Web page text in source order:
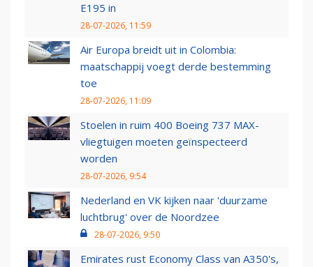
E195 in
28-07-2026, 11:59
Air Europa breidt uit in Colombia:
maatschappij voegt derde bestemming
toe
28-07-2026, 11:09
Stoelen in ruim 400 Boeing 737 MAX-
vliegtuigen moeten geïnspecteerd
worden
28-07-2026, 9:54
Nederland en VK kijken naar 'duurzame
luchtbrug' over de Noordzee
28-07-2026, 9:50
Emirates rust Economy Class van A350's,